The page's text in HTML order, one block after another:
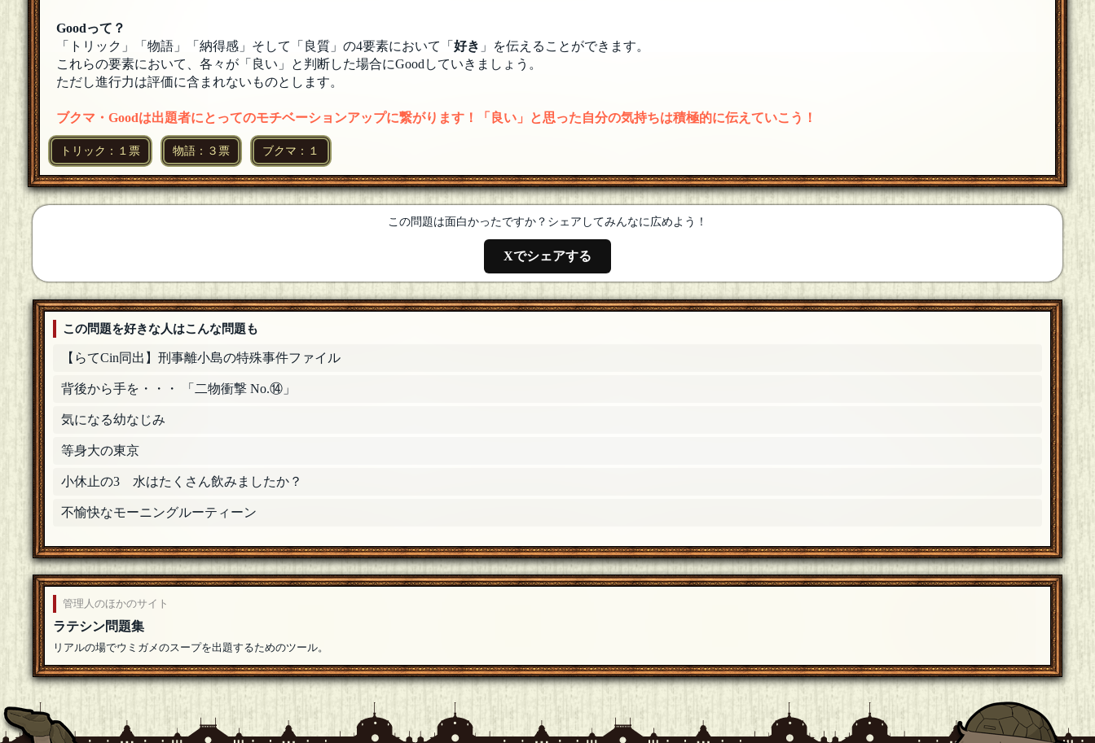
皆さま、ご参加ありがとうございました(*^^*) 累積するさん、FAおめでとうございます＼(^-^)／
ニックネーム
ぶるちゃんさん、Square@無糖さん、ご参加ありがとうございます(*^^*)[19年10月21日 08:55]
参加します[19年10月21日 03:01]
ニックネーム
あかぼんたんさん、ご参加ありがとうございます(*^^*)[19年10月20日 17:48]
ニックネーム
[19年10月20日 03:31]
ニックネーム
リリィさん、ご参加ありがとうございます(*^^*)
リリィ
空子さん、ご参加ありがとうございます(*^^*)
空子
参加します
ニックネーム
しろくろさん、靴下さん、輪ゴムさん、ご参加ありがとうございます(*^^*)
輪ゴム[◇ビブリ王◇]
参加します[19年10月18日 17:43]
靴下[バッジメイカー]
参加します！
しろくろ
参加します、よろしくお願いします〜[19年10月18日 12:44]
ニックネーム
返答は少々遅れますが、お気軽にご参加ください。[編集済] [19年10月18日 12:35]
Goodって？
「トリック」「物語」「納得感」そして「良質」の4要素において「 好き 」を伝えることができます。
これらの要素において、各々が「良い」と判断した場合にGoodしていきましょう。
ただし進行力は評価に含まれないものとします。
ブクマ・Goodは出題者にとってのモチベーションアップに繋がります！「良い」と思った自分の気持ちは積極的に伝えていこう！
トリック：１票 物語：３票 ブクマ：１
この問題は面白かったですか？シェアしてみんなに広めよう！
Xでシェアする
この問題を好きな人はこんな問題も
【らてCin同出】刑事離小島の特殊事件ファイル
背後から手を・・・ 「二物衝撃 No.⑭」
気になる幼なじみ
等身大の東京
小休止の3 水はたくさん飲みましたか？
不愉快なモーニングルーティーン
管理人のほかのサイト
ラテシン問題集
リアルの場でウミガメのスープを出題するためのツール。